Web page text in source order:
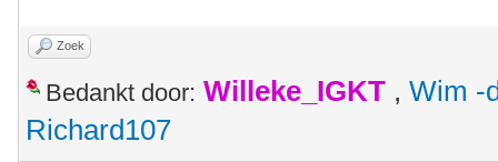
Zoek
Bedankt door: Willeke_IGKT , Wim -
Richard107